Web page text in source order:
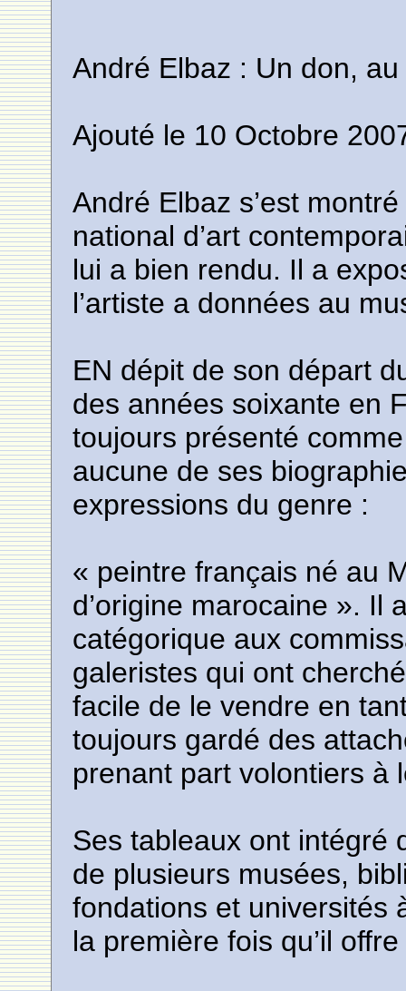
André Elbaz : Un don,
Ajouté le 10 Octobre
André Elbaz s’est
national d’art
lui a bien rendu. Il a
l’artiste a données au
EN dépit de son départ
des années soixante en
toujours présenté
aucune de ses
expressions du genre :
« peintre français né au
d’origine marocaine ». Il
catégorique aux
galeristes qui ont
facile de le vendre en
toujours gardé des
prenant part volontiers à
Ses tableaux ont intégré
de plusieurs musées,
fondations et universités
la première fois qu’il